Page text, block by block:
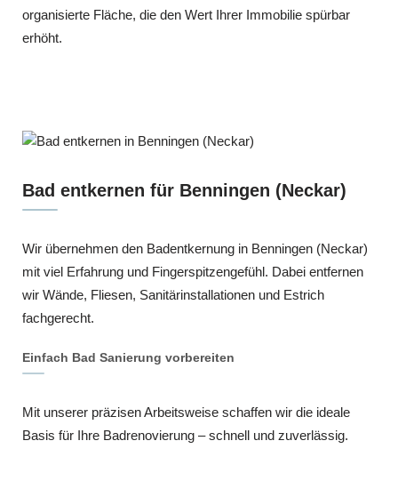
organisierte Fläche, die den Wert Ihrer Immobilie spürbar
erhöht.
Bad entkernen für Benningen (Neckar)
Wir übernehmen den Badentkernung in Benningen (Neckar)
mit viel Erfahrung und Fingerspitzengefühl. Dabei entfernen
wir Wände, Fliesen, Sanitärinstallationen und Estrich
fachgerecht.
Einfach Bad Sanierung vorbereiten
Mit unserer präzisen Arbeitsweise schaffen wir die ideale
Basis für Ihre Badrenovierung – schnell und zuverlässig.